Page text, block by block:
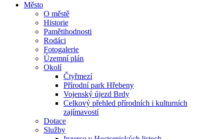
Město
O městě
Historie
Pamětihodnosti
Rodáci
Fotogalerie
Územní plán
Okolí
Čtyřmezí
Přírodní park Hřebeny
Vojenský újezd Brdy
Celkový přehled přírodních i kulturních
zajímavostí
Dotace
Služby